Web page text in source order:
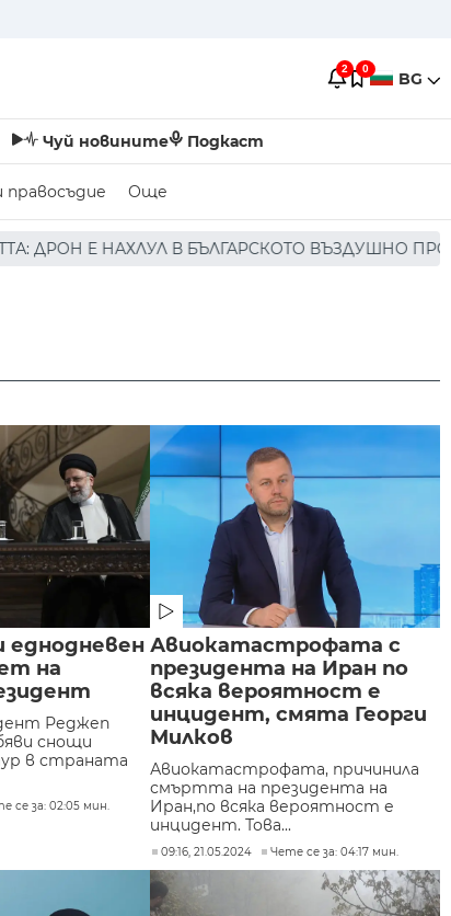
2 0 BG
Чуй новините Подкаст
Още
В БЪЛГАРСКОТО ВЪЗДУШНО ПРОСТРАНСТВО *
еднодневен
на
Реджеп
снощи
в страната
се за: 02:05 мин.
Авиокатастрофата с
президента на Иран по
всяка вероятност е
инцидент, смята Георги
Милков
Авиокатастрофата, причинила
смъртта на президента на
Иран,по всяка вероятност е
инцидент. Това...
09:16, 21.05.2024 Чете се за: 04:17 мин.